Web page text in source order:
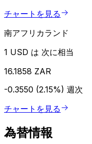
チャートを見る
南アフリカランド
1 USD は 次に相当
16.1858 ZAR
-0.3550 (2.15%) 週次
チャートを見る
為替情報